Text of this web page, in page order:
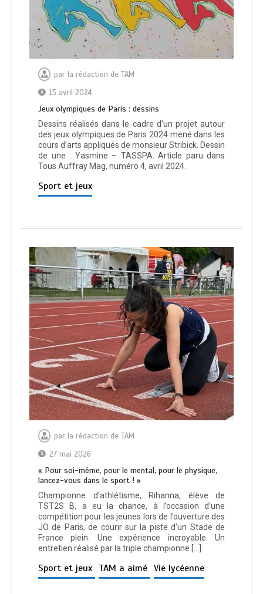
par la rédaction de TAM
15 avril 2024
Jeux olympiques de Paris : dessins
Dessins réalisés dans le cadre d’un projet autour
des jeux olympiques de Paris 2024 mené dans les
cours d’arts appliqués de monsieur Stribick. Dessin
de une : Yasmine – TASSPA. Article paru dans
Tous Auffray Mag, numéro 4, avril 2024.
Sport et jeux
par la rédaction de TAM
27 mai 2026
« Pour soi-même, pour le mental, pour le physique,
lancez-vous dans le sport ! »
Championne d’athlétisme, Rihanna, élève de
TST2S B, a eu la chance, à l’occasion d’une
compétition pour les jeunes lors de l’ouverture des
JO de Paris, de courir sur la piste d’un Stade de
France plein. Une expérience incroyable. Un
entretien réalisé par la triple championne […]
Sport et jeux TAM a aimé Vie lycéenne